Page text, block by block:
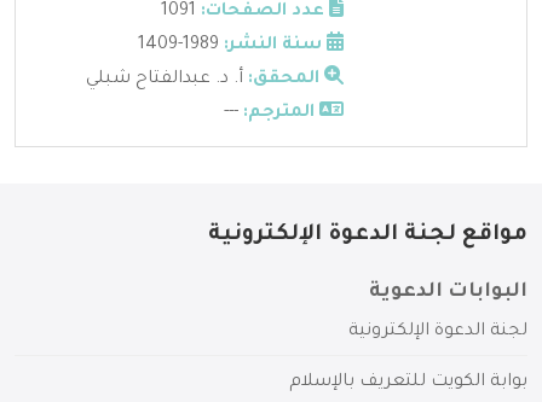
عدد الصفحات:
سنة النشر:
المحقق: أ. د. عبدالفتاح شبلي
المترجم: ---
مواقع لجنة الدعوة الإلكترونية
البوابات الدعوية
لجنة الدعوة الإلكترونية
بوابة الكويت للتعريف بالإسلام